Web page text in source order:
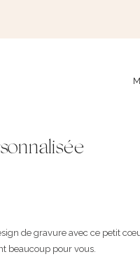
de gravure avec ce petit
beaucoup pour vous.